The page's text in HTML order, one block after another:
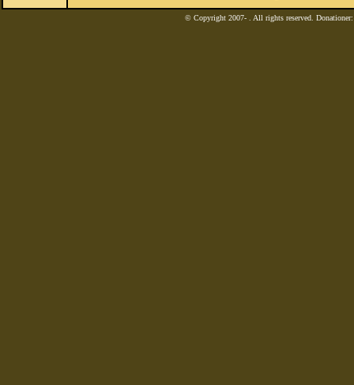
© Copyright 2007- . All rights reserved.